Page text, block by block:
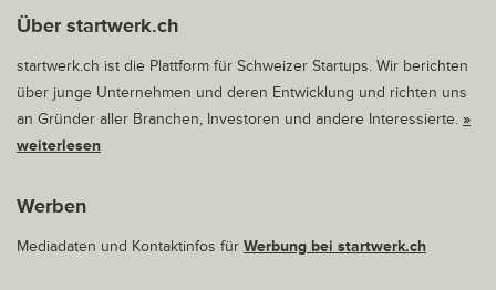
Über startwerk.ch
startwerk.ch ist die Plattform für Schweizer Startups. Wir berichten
über junge Unternehmen und deren Entwicklung und richten uns
an Gründer aller Branchen, Investoren und andere Interessierte. »
weiterlesen
Werben
Mediadaten und Kontaktinfos für Werbung bei startwerk.ch